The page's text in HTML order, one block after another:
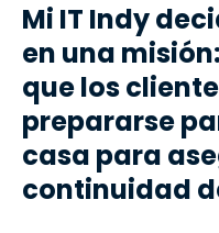
Mi IT Indy
en una
que los
prepararse
casa para
continuidad